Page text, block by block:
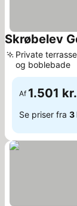
Skrøbelev
Private
og boblebade
Af 1.501 kr.
Se priser fra 3